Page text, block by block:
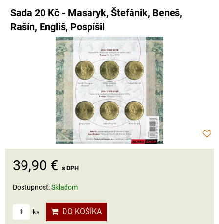
Sada 20 Kč - Masaryk, Štefánik, Beneš,
Rašín, Engliš, Pospíšil
39,90 € s DPH
Dostupnosť:Skladom
ks DO KOŠÍKA